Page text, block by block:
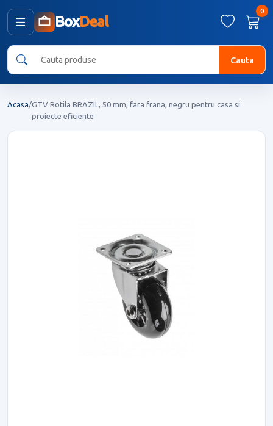
BoxDeal
0
Cauta
Acasa/GTV Rotila BRAZIL, 50 mm, fara frana, negru pentru casa si
proiecte eficiente